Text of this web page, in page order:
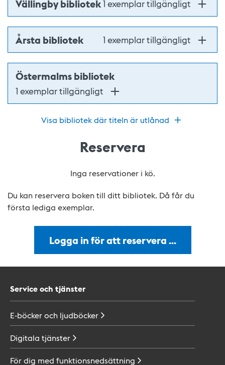
Vällingby bibliotek1 exemplar tillgängligt
Årsta bibliotek 1 exemplar tillgängligt
Östermalms bibliotek
1 exemplar tillgängligt
Visa bibliotek där titeln är utlånad
Reservera
Inga reservationer i kö.
Du kan reservera boken till ditt bibliotek. Då får du
första lediga exemplar.
Logga in för att reservera …
Service och tjänster
E-böcker och ljudböcker
Digitala tjänster
För dig med funktionsnedsättning